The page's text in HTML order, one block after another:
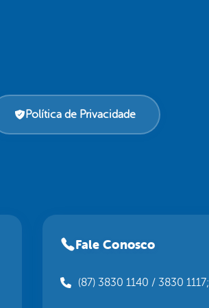
Política de Privacidade
Fale Conosco
(87) 3830 1140 / 3830 1117;